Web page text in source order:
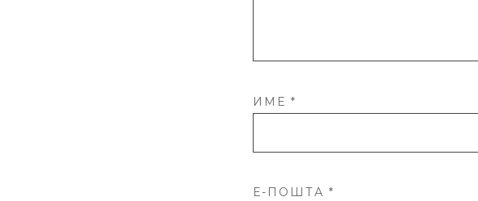
ИМЕ *
Е-ПОШТА *